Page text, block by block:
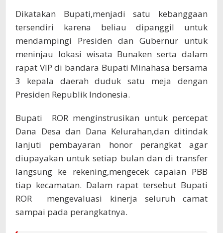
Dikatakan Bupati,menjadi satu kebanggaan
tersendiri karena beliau dipanggil untuk
mendampingi Presiden dan Gubernur untuk
meninjau lokasi wisata Bunaken serta dalam
rapat VIP di bandara Bupati Minahasa bersama
3 kepala daerah duduk satu meja dengan
Presiden Republik Indonesia.
Bupati ROR menginstrusikan untuk percepat
Dana Desa dan Dana Kelurahan,dan ditindak
lanjuti pembayaran honor perangkat agar
diupayakan untuk setiap bulan dan di transfer
langsung ke rekening,mengecek capaian PBB
tiap kecamatan. Dalam rapat tersebut Bupati
ROR mengevaluasi kinerja seluruh camat
sampai pada perangkatnya.